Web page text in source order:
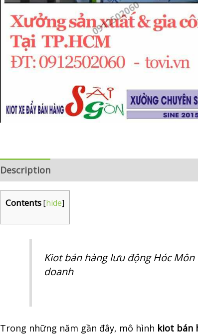
Description
Contents[hide]
Kiot bán hàng lưu động Hóc
doanh
Trong những năm gần đây, mô hình kiot bán